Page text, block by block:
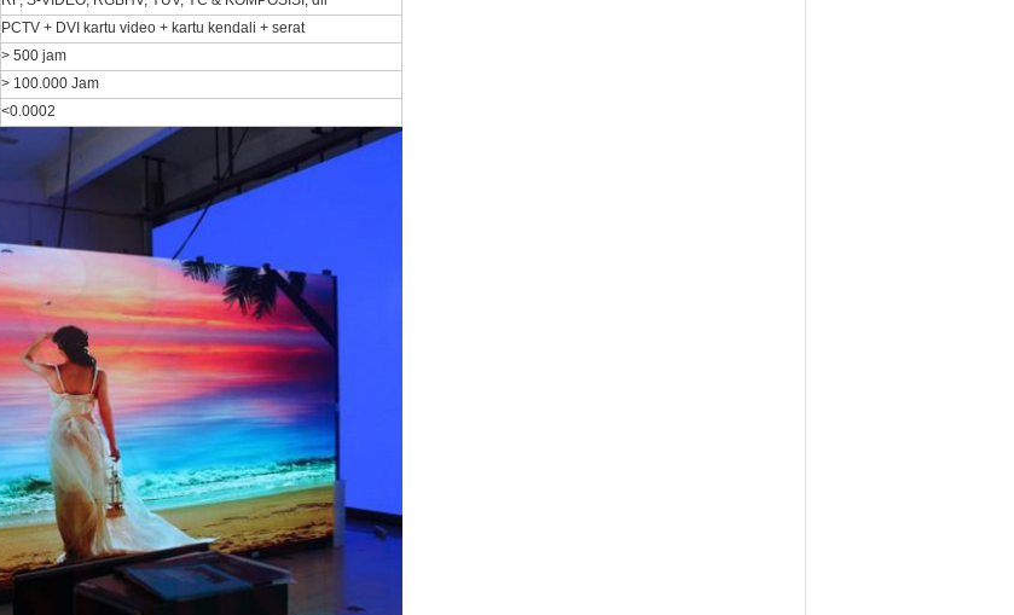
PCTV + DVI kartu video + kartu kendali + serat
> 500 jam
> 100.000 Jam
<0.0002